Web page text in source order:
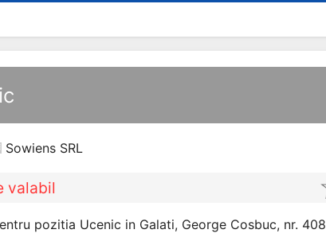
Sowiens SRL
valabil
pozitia Ucenic in Galati, George Cosbuc, nr. 408